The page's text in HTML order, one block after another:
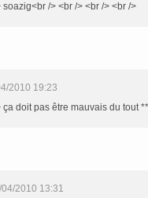
soazig<br /> <br /> <br /> <br />
2010 19:23
ça doit pas être mauvais du tout
2010 13:31